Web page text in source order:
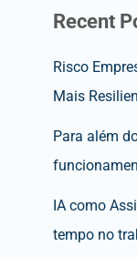
Recent
Risco
Mais
Para além
IA como
tempo no